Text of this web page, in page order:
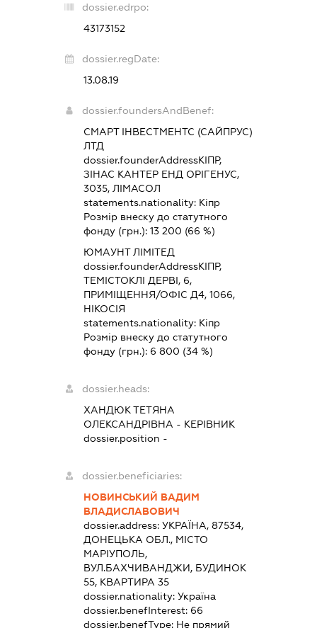
dossier.edrpo:
43173152
dossier.regDate:
13.08.19
dossier.foundersAndBenef:
СМАРТ ІНВЕСТМЕНТС (САЙПРУС)
ЛТД
dossier.founderAddressКІПР,
ЗІНАС КАНТЕР ЕНД ОРІГЕНУС,
3035, ЛІМАСОЛ
statements.nationality: Кіпр
Розмір внеску до статутного
фонду (грн.): 13 200 (66 %)
ЮМАУНТ ЛІМІТЕД
dossier.founderAddressКІПР,
ТЕМІСТОКЛІ ДЕРВІ, 6,
ПРИМІЩЕННЯ/ОФІС Д4, 1066,
НІКОСІЯ
statements.nationality: Кіпр
Розмір внеску до статутного
фонду (грн.): 6 800 (34 %)
dossier.heads:
ХАНДЮК ТЕТЯНА
ОЛЕКСАНДРІВНА - КЕРІВНИК
dossier.position -
dossier.beneficiaries:
НОВИНСЬКИЙ ВАДИМ
ВЛАДИСЛАВОВИЧ
dossier.address: УКРАЇНА, 87534,
ДОНЕЦЬКА ОБЛ., МІСТО
МАРІУПОЛЬ,
ВУЛ.БАХЧИВАНДЖИ, БУДИНОК
55, КВАРТИРА 35
dossier.nationality: Україна
dossier.benefInterest: 66
dossier.benefType: Не прямий